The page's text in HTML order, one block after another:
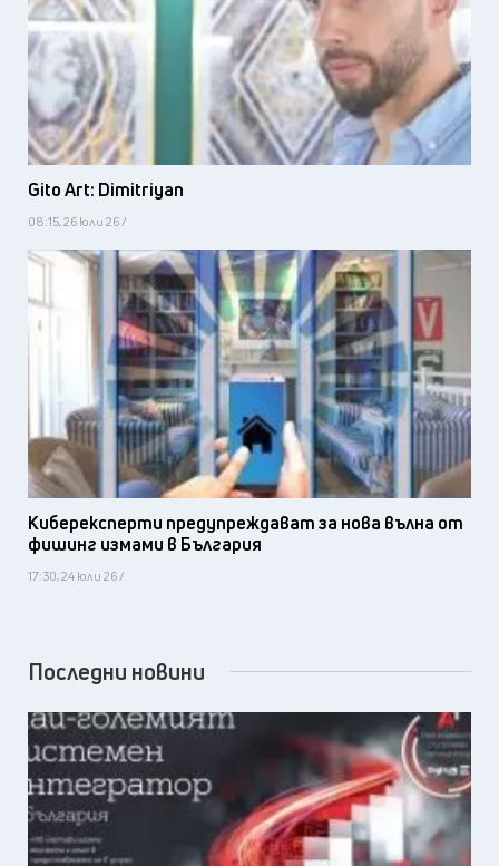
Gito Art: Dimitriyan
08:15, 26 юли 26 /
Киберексперти предупреждават за нова вълна от
фишинг измами в България
17:30, 24 юли 26 /
Последни новини